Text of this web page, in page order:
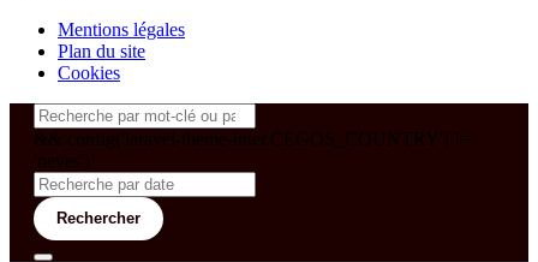
Mentions légales
Plan du site
Cookies
&& config('laravel-theme-inter.CEGOS_COUNTRY') !=
'neves')
Rechercher